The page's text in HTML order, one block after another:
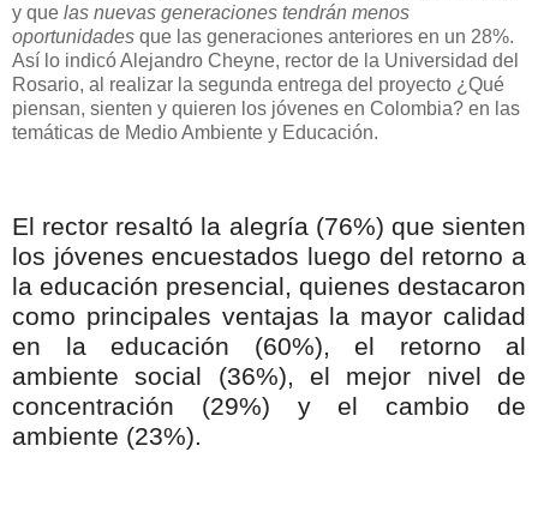
y que las nuevas generaciones tendrán menos
oportunidades que las generaciones anteriores en un 28%.
Así lo indicó Alejandro Cheyne, rector de la Universidad del
Rosario, al realizar la segunda entrega del proyecto ¿Qué
piensan, sienten y quieren los jóvenes en Colombia? en las
temáticas de Medio Ambiente y Educación.
El rector resaltó la alegría (76%) que sienten
los jóvenes encuestados luego del retorno a
la educación presencial, quienes destacaron
como principales ventajas la mayor calidad
en la educación (60%), el retorno al
ambiente social (36%), el mejor nivel de
concentración (29%) y el cambio de
ambiente (23%).